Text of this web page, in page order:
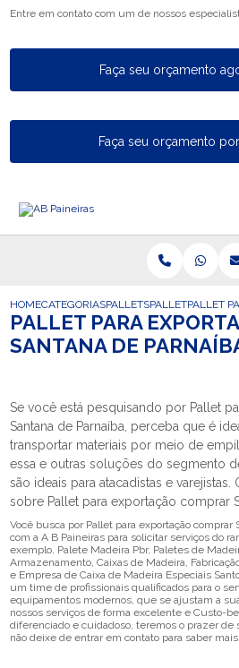
Entre em contato com um de nossos
Faça seu orçamento
Faça seu orçamento
HOMECATEGORIASPALLETSPALLETPALLET
PALLET PARA
SANTANA DE
Se você está pesquisando por Pallet
Santana de Parnaíba, perceba que é
transportar materiais por meio de
essa e outras soluções do segmento
são ideais para atacadistas e
sobre Pallet para exportação comprar
Você busca por Pallet para exportação comprar
com a A B Paineiras para solicitar serviços do
exemplo, Palete Madeira Pbr, Paletes de
Armazenamento, Caixas de Madeira,
e Empresa de Caixa de Madeira Especiais
um time de profissionais qualificados para o
equipamentos modernos, que se ajustam a
nossos serviços de forma excelente e Custo-
diferenciado e cuidadoso, teremos o prazer de
não deixe de entrar em contato para saber mais.